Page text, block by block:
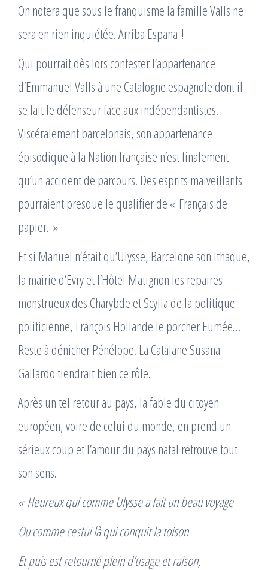
On notera que sous le franquisme la famille Valls ne
sera en rien inquiétée. Arriba Espana !
Qui pourrait dès lors contester l’appartenance
d’Emmanuel Valls à une Catalogne espagnole dont il
se fait le défenseur face aux indépendantistes.
Viscéralement barcelonais, son appartenance
épisodique à la Nation française n’est finalement
qu’un accident de parcours. Des esprits malveillants
pourraient presque le qualifier de « Français de
papier. »
Et si Manuel n’était qu’Ulysse, Barcelone son Ithaque,
la mairie d’Evry et l’Hôtel Matignon les repaires
monstrueux des Charybde et Scylla de la politique
politicienne, François Hollande le porcher Eumée…
Reste à dénicher Pénélope. La Catalane Susana
Gallardo tiendrait bien ce rôle.
Après un tel retour au pays, la fable du citoyen
européen, voire de celui du monde, en prend un
sérieux coup et l’amour du pays natal retrouve tout
son sens.
« Heureux qui comme Ulysse a fait un beau voyage
Ou comme cestui là qui conquit la toison
Et puis est retourné plein d’usage et raison,